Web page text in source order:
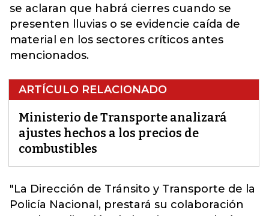
se aclaran que habrá cierres cuando se
presenten lluvias o se evidencie caída de
material en los sectores críticos antes
mencionados.
ARTÍCULO RELACIONADO
Ministerio de Transporte analizará
ajustes hechos a los precios de
combustibles
"La Dirección de Tránsito y Transporte de la
Policía Nacional, prestará su colaboración